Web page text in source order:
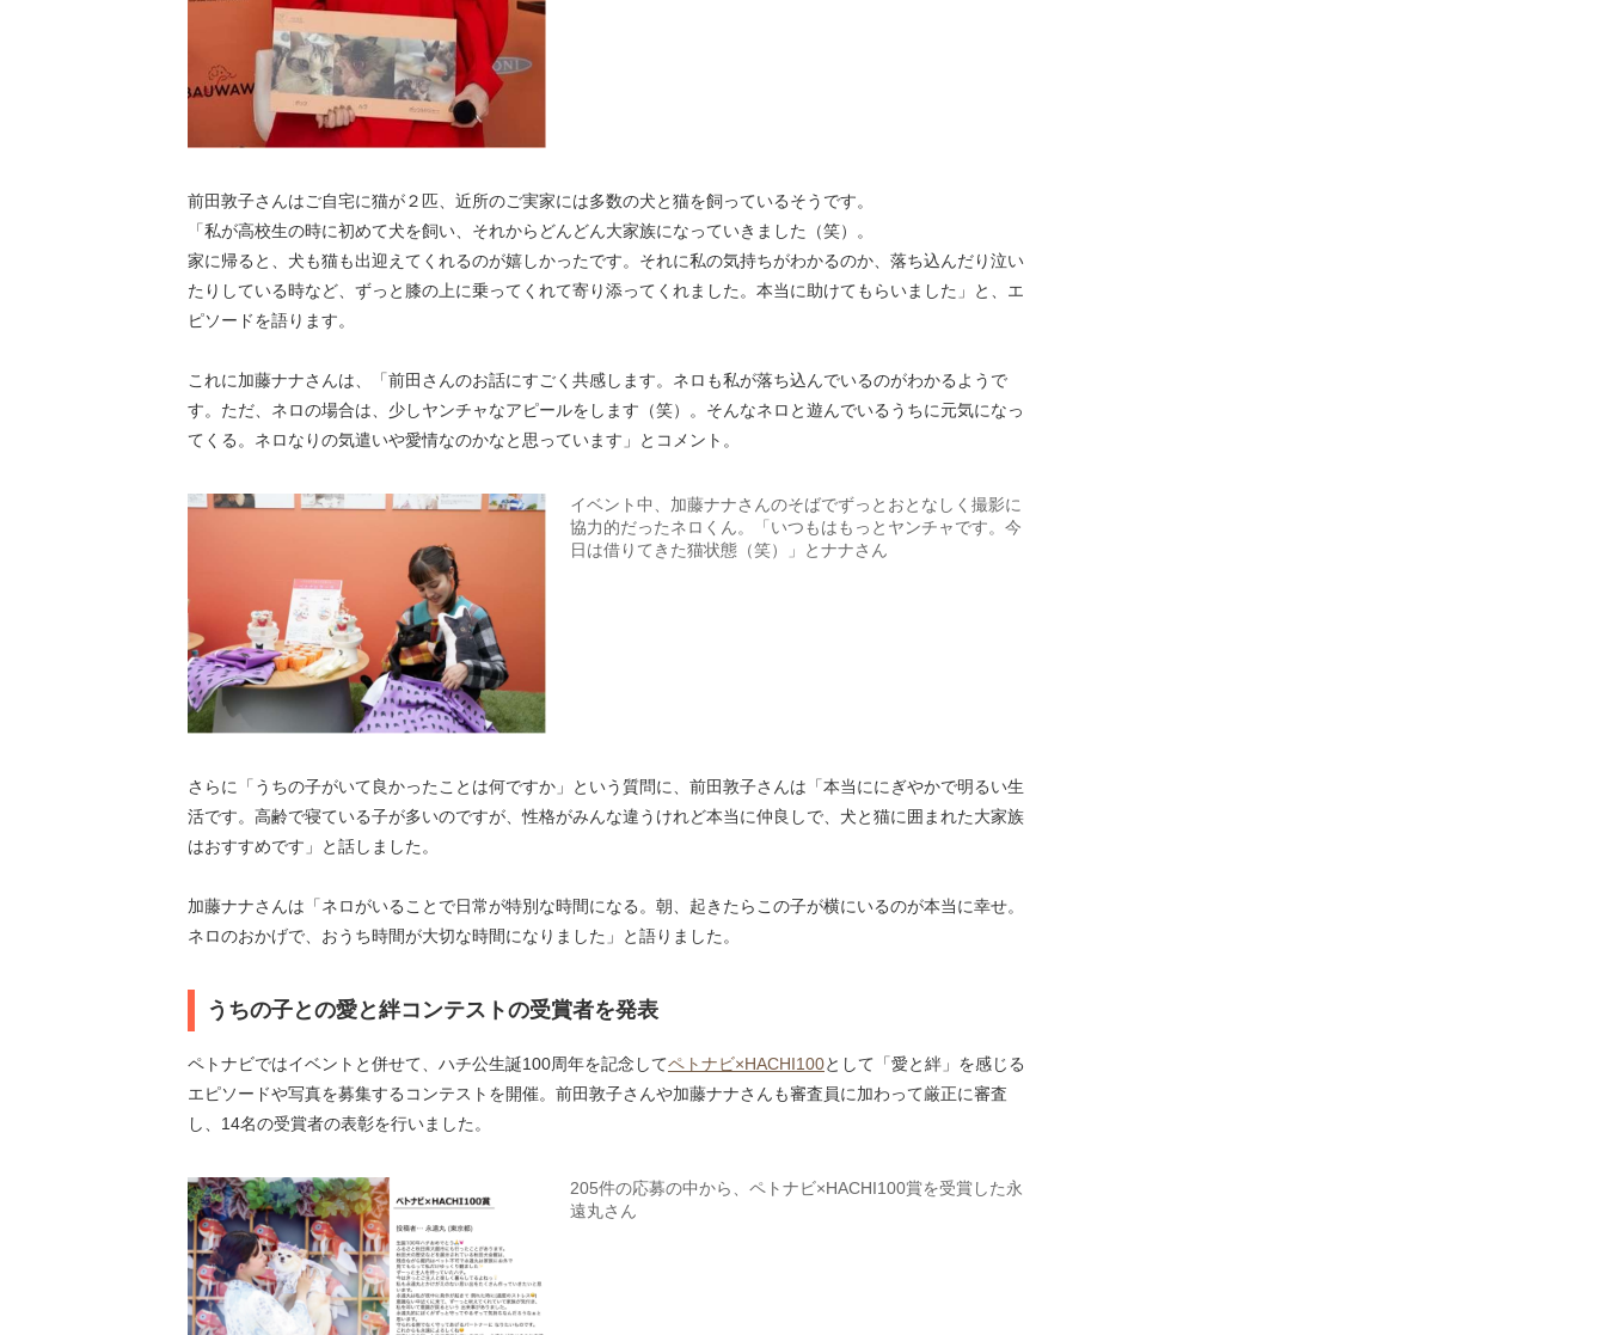
前田敦子さんはご自宅に猫が２匹、近所のご実家には多数の犬と猫を飼っているそうです。
「私が高校生の時に初めて犬を飼い、それからどんどん大家族になっていきました（笑）。
家に帰ると、犬も猫も出迎えてくれるのが嬉しかったです。それに私の気持ちがわかるのか、落ち込んだり泣い
たりしている時など、ずっと膝の上に乗ってくれて寄り添ってくれました。本当に助けてもらいました」と、エ
ピソードを語ります。
これに加藤ナナさんは、「前田さんのお話にすごく共感します。ネロも私が落ち込んでいるのがわかるようで
す。ただ、ネロの場合は、少しヤンチャなアピールをします（笑）。そんなネロと遊んでいるうちに元気になっ
てくる。ネロなりの気遣いや愛情なのかなと思っています」とコメント。
イベント中、加藤ナナさんのそばでずっとおとなしく撮影に
協力的だったネロくん。「いつもはもっとヤンチャです。今
日は借りてきた猫状態（笑）」とナナさん
さらに「うちの子がいて良かったことは何ですか」という質問に、前田敦子さんは「本当ににぎやかで明るい生
活です。高齢で寝ている子が多いのですが、性格がみんな違うけれど本当に仲良しで、犬と猫に囲まれた大家族
はおすすめです」と話しました。
加藤ナナさんは「ネロがいることで日常が特別な時間になる。朝、起きたらこの子が横にいるのが本当に幸せ。
ネロのおかげで、おうち時間が大切な時間になりました」と語りました。
うちの子との愛と絆コンテストの受賞者を発表
ペトナビではイベントと併せて、ハチ公生誕100周年を記念してペトナビ×HACHI100として「愛と絆」を感じる
エピソードや写真を募集するコンテストを開催。前田敦子さんや加藤ナナさんも審査員に加わって厳正に審査
し、14名の受賞者の表彰を行いました。
205件の応募の中から、ペトナビ×HACHI100賞を受賞した永
遠丸さん